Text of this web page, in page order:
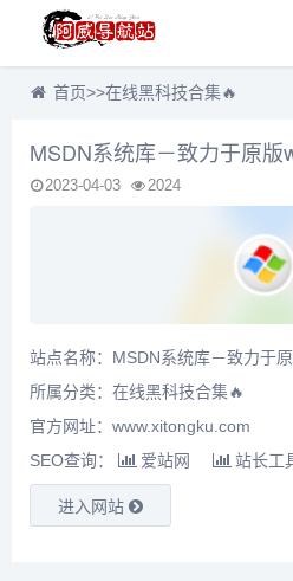
首页>>在线黑科技合集🔥
MSDN系统库－致力于原版
2023-04-03 2024
站点名称：MSDN系统库－致力于
所属分类： 在线黑科技合集🔥
官方网址：www.xitongku.com
SEO查询：
爱站网 站长工
进入网站